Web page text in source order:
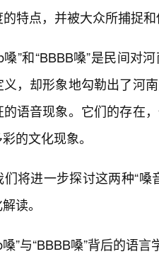
特点，并被大众所捕捉和
嗓”和“BBBB嗓”是民间对
，却形象地勾勒出了河
语音现象。它们的存在
的文化现象。
将进一步探讨这两种“
读。
”与“BBBB嗓”背后的语